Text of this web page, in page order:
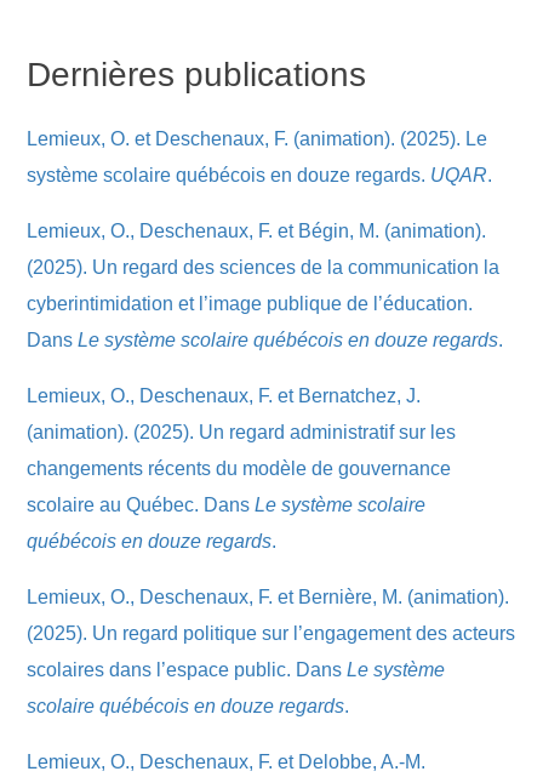
Dernières publications
Lemieux, O. et Deschenaux, F. (animation). (2025). Le
système scolaire québécois en douze regards. UQAR.
Lemieux, O., Deschenaux, F. et Bégin, M. (animation).
(2025). Un regard des sciences de la communication la
cyberintimidation et l’image publique de l’éducation.
Dans Le système scolaire québécois en douze regards.
Lemieux, O., Deschenaux, F. et Bernatchez, J.
(animation). (2025). Un regard administratif sur les
changements récents du modèle de gouvernance
scolaire au Québec. Dans Le système scolaire
québécois en douze regards.
Lemieux, O., Deschenaux, F. et Bernière, M. (animation).
(2025). Un regard politique sur l’engagement des acteurs
scolaires dans l’espace public. Dans Le système
scolaire québécois en douze regards.
Lemieux, O., Deschenaux, F. et Delobbe, A.-M.